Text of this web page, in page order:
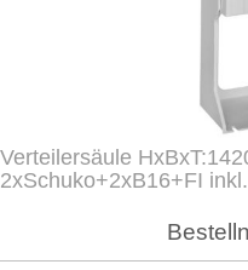
Verteilersäule
2xSchuko+2xB16+FI
Zum
Anfang
Bildergalerie